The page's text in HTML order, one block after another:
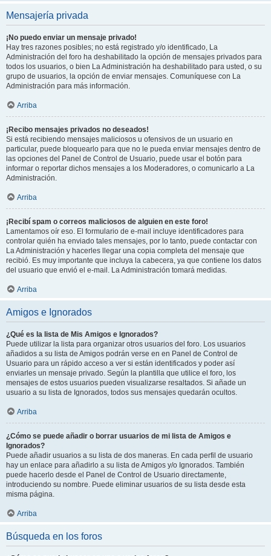
Mensajería privada
¡No puedo enviar un mensaje privado!
Hay tres razones posibles; no está registrado y/o identificado, La
Administración del foro ha deshabilitado la opción de mensajes privados para
todos los usuarios, o bien La Administración ha deshabilitado para usted, o su
grupo de usuarios, la opción de enviar mensajes. Comuníquese con La
Administración para más información.
Arriba
¡Recibo mensajes privados no deseados!
Si está recibiendo mensajes maliciosos u ofensivos de un usuario en
particular, puede bloquearlo para que no le pueda enviar mensajes dentro de
las opciones del Panel de Control de Usuario, puede usar el botón para
informar o reportar dichos mensajes a los Moderadores, o comunicarlo a La
Administración.
Arriba
¡Recibí spam o correos maliciosos de alguien en este foro!
Lamentamos oír eso. El formulario de e-mail incluye identificadores para
controlar quién ha enviado tales mensajes, por lo tanto, puede contactar con
La Administración y hacerles llegar una copia completa del mensaje que
recibió. Es muy importante que incluya la cabecera, ya que contiene los datos
del usuario que envió el e-mail. La Administración tomará medidas.
Arriba
Amigos e Ignorados
¿Qué es la lista de Mis Amigos e Ignorados?
Puede utilizar la lista para organizar otros usuarios del foro. Los usuarios
añadidos a su lista de Amigos podrán verse en en Panel de Control de
Usuario para un rápido acceso a ver si están identificados y poder así
enviarles un mensaje privado. Según la plantilla que utilice el foro, los
mensajes de estos usuarios pueden visualizarse resaltados. Si añade un
usuario a su lista de Ignorados, todos sus mensajes quedarán ocultos.
Arriba
¿Cómo se puede añadir o borrar usuarios de mi lista de Amigos e
Ignorados?
Puede añadir usuarios a su lista de dos maneras. En cada perfil de usuario
hay un enlace para añadirlo a su lista de Amigos y/o Ignorados. También
puede hacerlo desde el Panel de Control de Usuario directamente,
introduciendo su nombre. Puede eliminar usuarios de su lista desde esta
misma página.
Arriba
Búsqueda en los foros